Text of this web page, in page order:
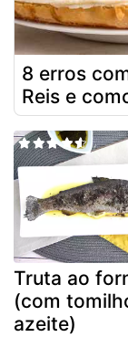
8 erros
Reis e
Truta ao
(com
azeite)